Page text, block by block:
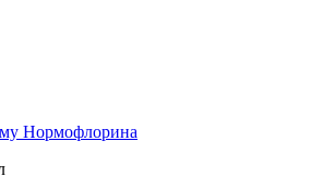
Нормофлорина